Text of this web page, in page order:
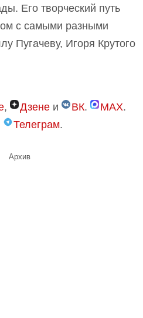
Его творческий путь
с самыми разными
Пугачеву, Игоря Крутого
, Дзене и ВК. MAX.
Телеграм.
Архив